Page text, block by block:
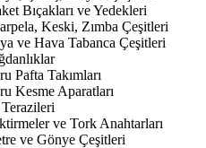
Bıçakları ve Yedekleri
Keski, Zımba Çeşitleri
ve Hava Tabanca Çeşitleri
Pafta Takımları
Kesme Aparatları
ve Tork Anahtarları
ve Gönye Çeşitleri